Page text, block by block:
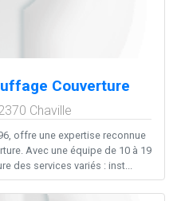
Couverture
Chaville
offre une expertise reconnue
Avec une équipe de 10 à 19
des services variés : inst...